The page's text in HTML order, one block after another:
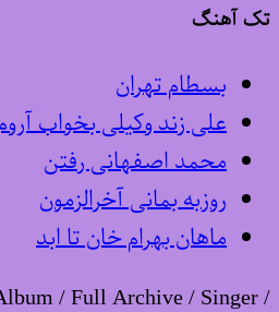
تک آهنگ
بسطام تهران
علی زند وکیلی بخواب
محمد اصفهانی رفتن
روزبه بمانی آخرالزمون
ماهان بهرام خان تا ابد
/ Full Archive / Singer /